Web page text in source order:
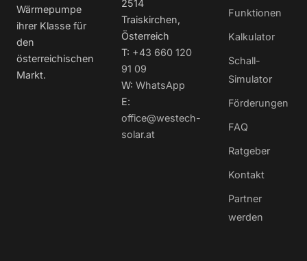
Wärmepumpe
ihrer Klasse für
den
österreichischen
Markt.
2514
Traiskirchen,
Österreich
T: +43 660 120
91 09
W: WhatsApp
E:
office@westech-
solar.at
Funktionen
Kalkulator
Schall-
Simulator
Förderungen
FAQ
Ratgeber
Kontakt
Partner
werden